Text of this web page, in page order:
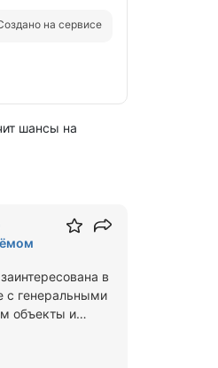
на сервисе
шансы на
в
с генеральными
объекты и